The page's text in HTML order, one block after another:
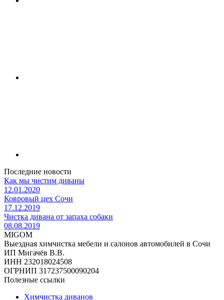
Последние новости
Как мы чистим диваны
12.01.2020
Ковровый цех Сочи
17.12.2019
Чистка дивана от запаха собаки
08.08.2019
MIGOM
Выездная химчистка мебели и салонов автомобилей в Сочи
ИП Мигачёв В.В.
ИНН 232018024508
ОГРНИП 317237500090204
Полезные ссылки
Химчистка диванов